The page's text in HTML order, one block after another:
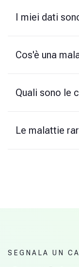
I miei dati
Cos'è una
Quali sono le
Le malattie
SEGNALA UN